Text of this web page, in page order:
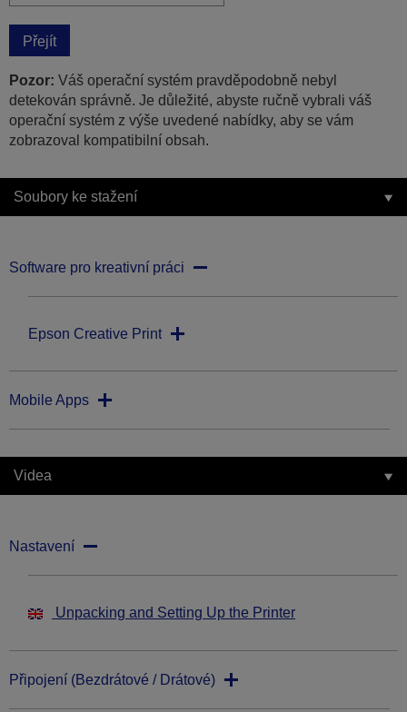
Přejít
Pozor: Váš operační systém pravděpodobně nebyl
detekován správně. Je důležité, abyste ručně vybrali váš
operační systém z výše uvedené nabídky, aby se vám
zobrazoval kompatibilní obsah.
Soubory ke stažení
Software pro kreativní práci
Epson Creative Print
Mobile Apps
Videa
Nastavení
Unpacking and Setting Up the Printer
Připojení (Bezdrátové / Drátové)